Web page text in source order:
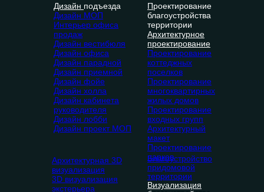
Благоустройство
придомовой
территории
Визуализация
Дизайн подъезда
Дизайн МОП
Интерьер офиса
продаж
Дизайн вестибюля
Дизайн офиса
Дизайн парадной
Дизайн приемной
Дизайн фойе
Дизайн холла
Дизайн кабинета
руководителя
Дизайн лобби
Дизайн проект МОП
Проектирование
благоустройства
территории
Архитектурное
проектирование
Проектирование
коттеджных
поселков
Проектирование
многоквартирных
жилых домов
Проектирование
входных групп
Архитектурный
макет
Проектирование
парков
Архитектурная 3D
визуализация
3D визуализация
экстерьера